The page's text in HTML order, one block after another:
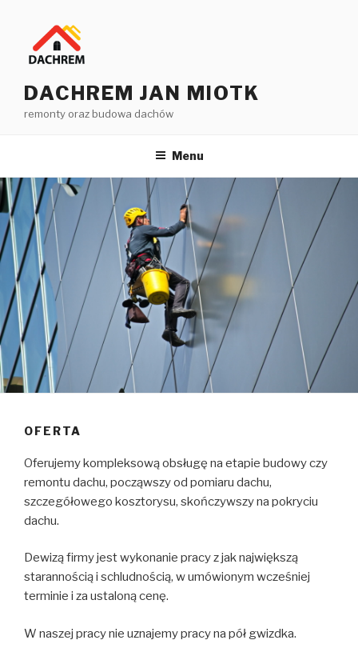
DACHREM JAN MIOTK
remonty oraz budowa dachów
Menu
OFERTA
Oferujemy kompleksową obsługę na etapie budowy czy
remontu dachu, począwszy od pomiaru dachu,
szczegółowego kosztorysu, skończywszy na pokryciu
dachu.
Dewizą firmy jest wykonanie pracy z jak największą
starannością i schludnością, w umówionym wcześniej
terminie i za ustaloną cenę.
W naszej pracy nie uznajemy pracy na pół gwizdka.